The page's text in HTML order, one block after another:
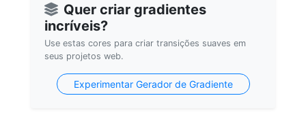
Quer criar gradientes
incríveis?
Use estas cores para criar transições suaves em
seus projetos web.
Experimentar Gerador de Gradiente